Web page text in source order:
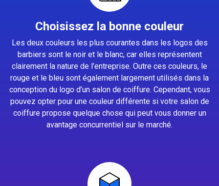
Choisissez la bonne couleur
Les deux couleurs les plus courantes dans les logos des
barbiers sont le noir et le blanc, car elles représentent
clairement la nature de l’entreprise. Outre ces couleurs, le
rouge et le bleu sont également largement utilisés dans la
conception du logo d’un salon de coiffure. Cependant, vous
pouvez opter pour une couleur différente si votre salon de
coiffure propose quelque chose qui peut vous donner un
avantage concurrentiel sur le marché.